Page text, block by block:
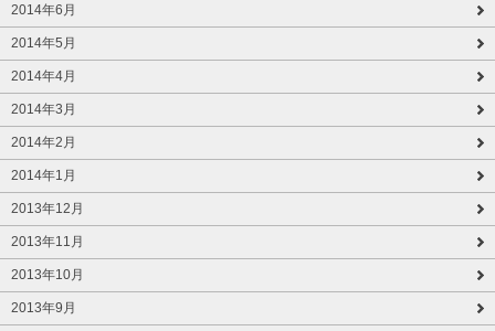
2014年6月
2014年5月
2014年4月
2014年3月
2014年2月
2014年1月
2013年12月
2013年11月
2013年10月
2013年9月